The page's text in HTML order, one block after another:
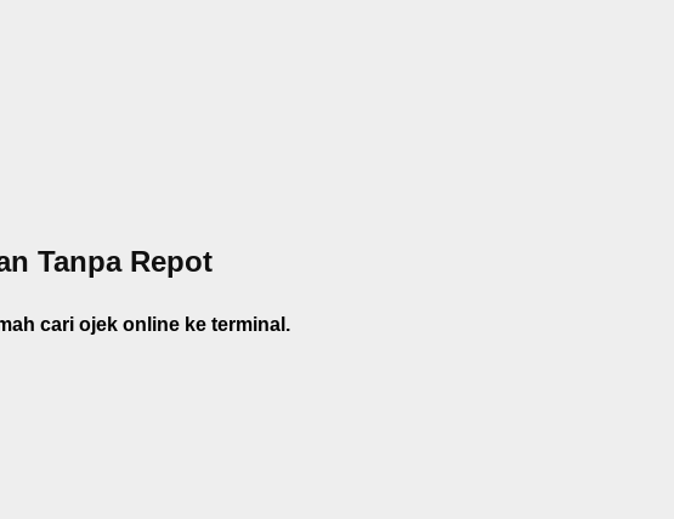
Tanpa Repot
cari ojek online ke terminal.